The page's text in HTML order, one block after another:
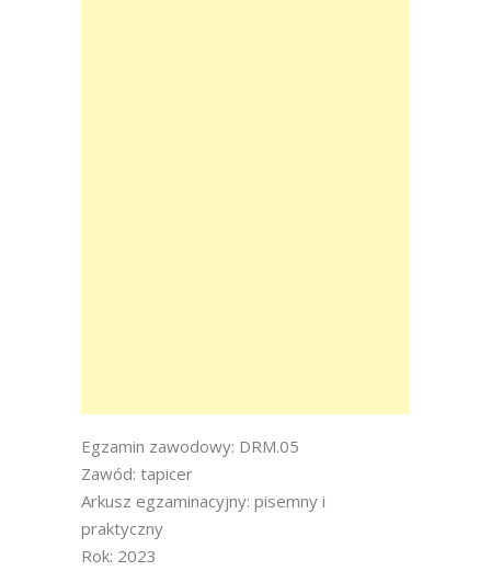
Egzamin zawodowy: DRM.05
Zawód: tapicer
Arkusz egzaminacyjny: pisemny i
praktyczny
Rok: 2023